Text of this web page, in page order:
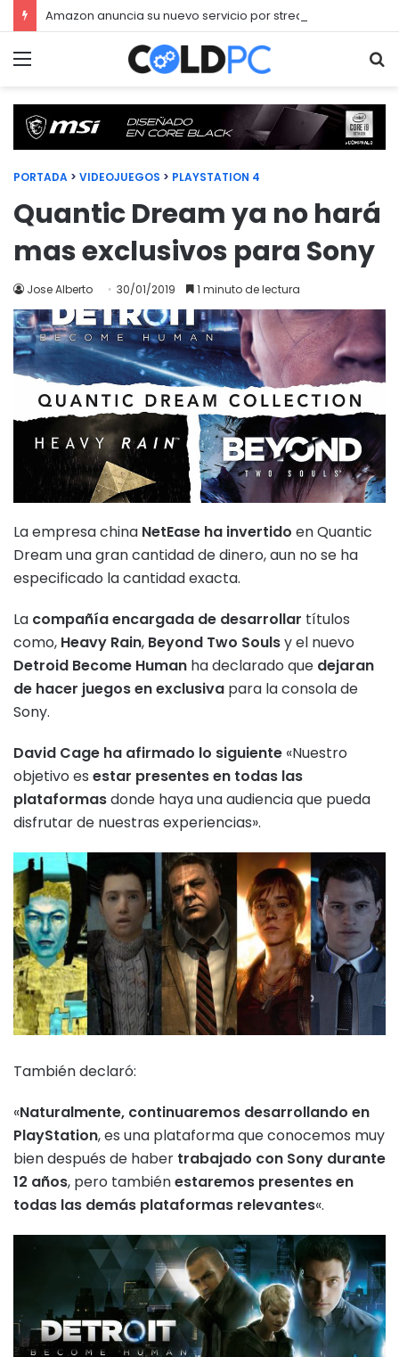
Menú
PORTADA > VIDEOJUEGOS > PLAYSTATION 4
Quantic Dream ya no hará
mas exclusivos para Sony
Jose Alberto 30/01/2019 1 minuto de lectura
La empresa china NetEase ha invertido en Quantic
Dream una gran cantidad de dinero, aun no se ha
especificado la cantidad exacta.
La compañía encargada de desarrollar títulos
como, Heavy Rain, Beyond Two Soulsy el nuevo
Detroid Become Human ha declarado que dejaran
de hacer juegos en exclusiva para la consola de
Sony.
David Cage ha afirmado lo siguiente «Nuestro
objetivo es estar presentes en todas las
plataformasdonde haya una audiencia que pueda
disfrutar de nuestras experiencias».
También declaró:
«Naturalmente, continuaremos desarrollando en
PlayStation, es una plataforma que conocemos muy
bien después de haber trabajado con Sony durante
12 años, pero tambiénestaremos presentes en
todas las demás plataformas relevantes«.